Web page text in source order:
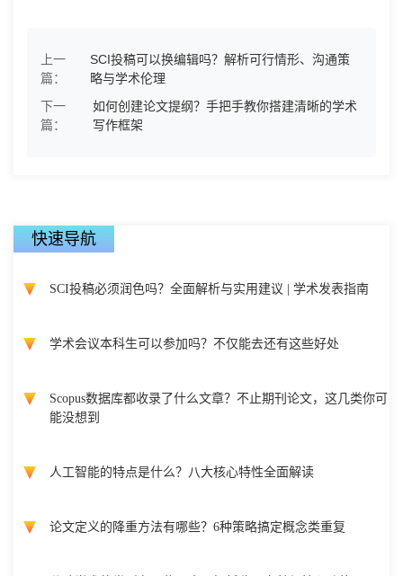
上一
篇：
SCI投稿可以换编辑吗？解析可行情形、沟通策
略与学术伦理
下一
篇：
如何创建论文提纲？手把手教你搭建清晰的学术
写作框架
快速导航
SCI投稿必须润色吗？全面解析与实用建议 | 学术发表指南
学术会议本科生可以参加吗？不仅能去还有这些好处
Scopus数据库都收录了什么文章？不止期刊论文，这几类你可
能没想到
人工智能的特点是什么？八大核心特性全面解读
论文定义的降重方法有哪些？6种策略搞定概念类重复